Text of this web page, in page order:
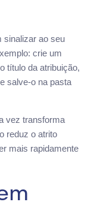
sinalizar ao seu
crie um
título da atribuição,
salve-o na pasta
vez transforma
reduz o atrito
mais rapidamente